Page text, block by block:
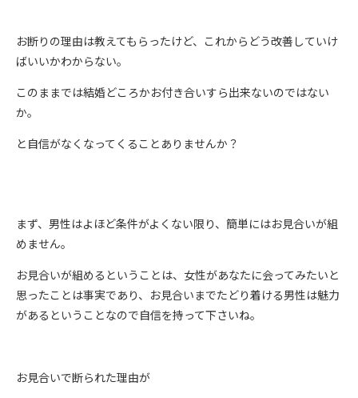
お断りの理由は教えてもらったけど、これからどう改善していけ
ばいいかわからない。
このままでは結婚どころかお付き合いすら出来ないのではない
か。
と自信がなくなってくることありませんか？
まず、男性はよほど条件がよくない限り、簡単にはお見合いが組
めません。
お見合いが組めるということは、女性があなたに会ってみたいと
思ったことは事実であり、お見合いまでたどり着ける男性は魅力
があるということなので自信を持って下さいね。
お見合いで断られた理由が